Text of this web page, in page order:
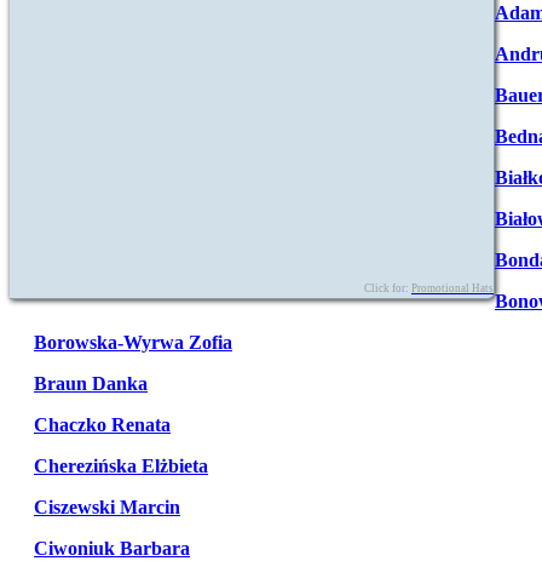
Click for: Promotional Hats
Borowska-Wyrwa Zofia
Braun Danka
Chaczko Renata
Cherezińska Elżbieta
Ciszewski Marcin
Ciwoniuk Barbara